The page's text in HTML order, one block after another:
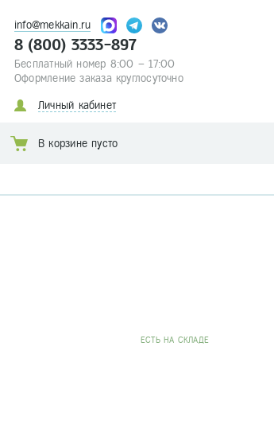
info@mekkain.ru
8 (800) 3333-897
Бесплатный номер 8:00 – 17:00
Оформление заказа круглосуточно
Личный кабинет
В корзине пусто
EСТЬ НА СКЛАДЕ